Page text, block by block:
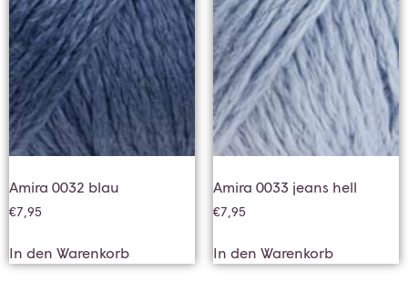
Amira 0032 blau
€7,95
In den Warenkorb
Amira 0033 jeans hell
€7,95
In den Warenkorb